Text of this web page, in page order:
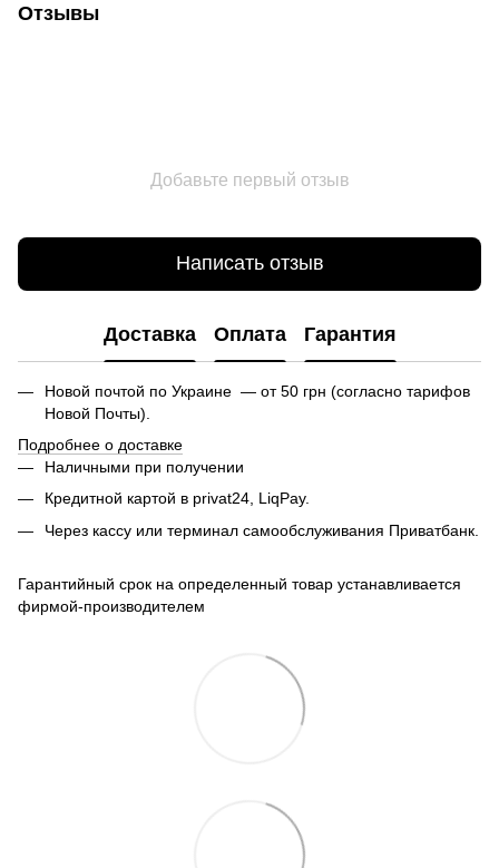
Отзывы
Добавьте первый отзыв
Написать отзыв
Доставка Оплата Гарантия
Новой почтой по Украине — от 50 грн (согласно тарифов
Новой Почты).
Подробнее о доставке
Наличными при получении
Кредитной картой в privat24, LiqPay.
Через кассу или терминал самообслуживания Приватбанк.
Гарантийный срок на определенный товар устанавливается
фирмой-производителем